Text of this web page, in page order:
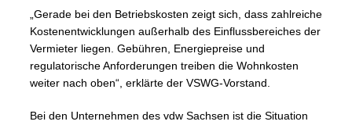
„Gerade bei den Betriebskosten zeigt sich, dass zahlreiche
Kostenentwicklungen außerhalb des Einflussbereiches der
Vermieter liegen. Gebühren, Energiepreise und
regulatorische Anforderungen treiben die Wohnkosten
weiter nach oben“, erklärte der VSWG-Vorstand.
Bei den Unternehmen des vdw Sachsen ist die Situation